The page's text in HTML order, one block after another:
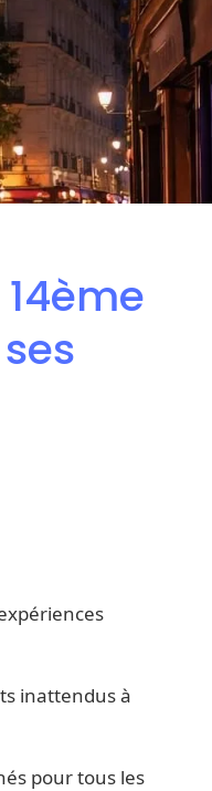
inattendus à
pour tous les